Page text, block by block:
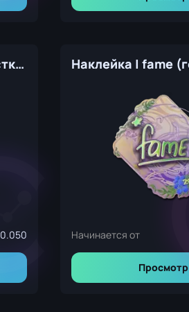
Наклейка | xfl0ud (с блёстками) | Антверпен-2022
0.050 Начинается от
Просмотр